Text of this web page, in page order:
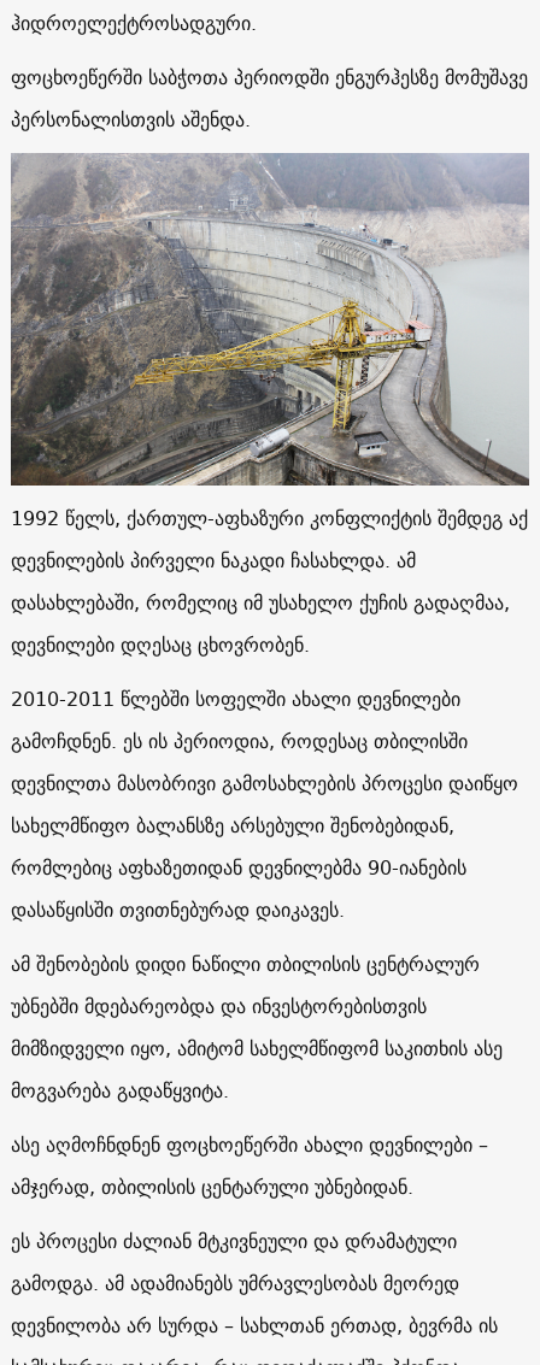
ჰიდროელექტროსადგური.
ფოცხოეწერში საბჭოთა პერიოდში ენგურჰესზე მომუშავე
პერსონალისთვის აშენდა.
1992 წელს, ქართულ-აფხაზური კონფლიქტის შემდეგ აქ
დევნილების პირველი ნაკადი ჩასახლდა. ამ
დასახლებაში, რომელიც იმ უსახელო ქუჩის გადაღმაა,
დევნილები დღესაც ცხოვრობენ.
2010-2011 წლებში სოფელში ახალი დევნილები
გამოჩდნენ. ეს ის პერიოდია, როდესაც თბილისში
დევნილთა მასობრივი გამოსახლების პროცესი დაიწყო
სახელმწიფო ბალანსზე არსებული შენობებიდან,
რომლებიც აფხაზეთიდან დევნილებმა 90-იანების
დასაწყისში თვითნებურად დაიკავეს.
ამ შენობების დიდი ნაწილი თბილისის ცენტრალურ
უბნებში მდებარეობდა და ინვესტორებისთვის
მიმზიდველი იყო, ამიტომ სახელმწიფომ საკითხის ასე
მოგვარება გადაწყვიტა.
ასე აღმოჩნდნენ ფოცხოეწერში ახალი დევნილები –
ამჯერად, თბილისის ცენტარული უბნებიდან.
ეს პროცესი ძალიან მტკივნეული და დრამატული
გამოდგა. ამ ადამიანებს უმრავლესობას მეორედ
დევნილობა არ სურდა – სახლთან ერთად, ბევრმა ის